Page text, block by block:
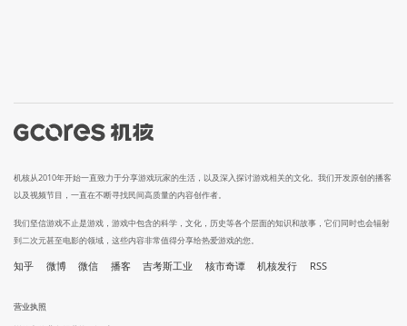
机核从2010年开始一直致力于分享游戏玩家的生活，以及深入探讨游戏相关的文化。我们开发原创的播客
以及视频节目，一直在不断寻找民间高质量的内容创作者。
我们坚信游戏不止是游戏，游戏中包含的科学，文化，历史等各个层面的知识和故事，它们同时也会辐射
到二次元甚至电影的领域，这些内容非常值得分享给热爱游戏的您。
知乎 微博 微信 播客 吉考斯工业 核市奇谭 机核发行 RSS
营业执照